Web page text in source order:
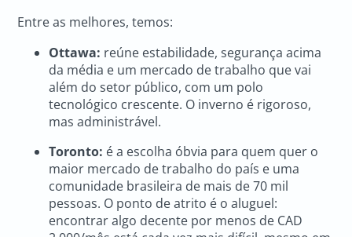
Entre as melhores, temos:
Ottawa: reúne estabilidade, segurança acima
da média e um mercado de trabalho que vai
além do setor público, com um polo
tecnológico crescente. O inverno é rigoroso,
mas administrável.
Toronto: é a escolha óbvia para quem quer o
maior mercado de trabalho do país e uma
comunidade brasileira de mais de 70 mil
pessoas. O ponto de atrito é o aluguel:
encontrar algo decente por menos de CAD